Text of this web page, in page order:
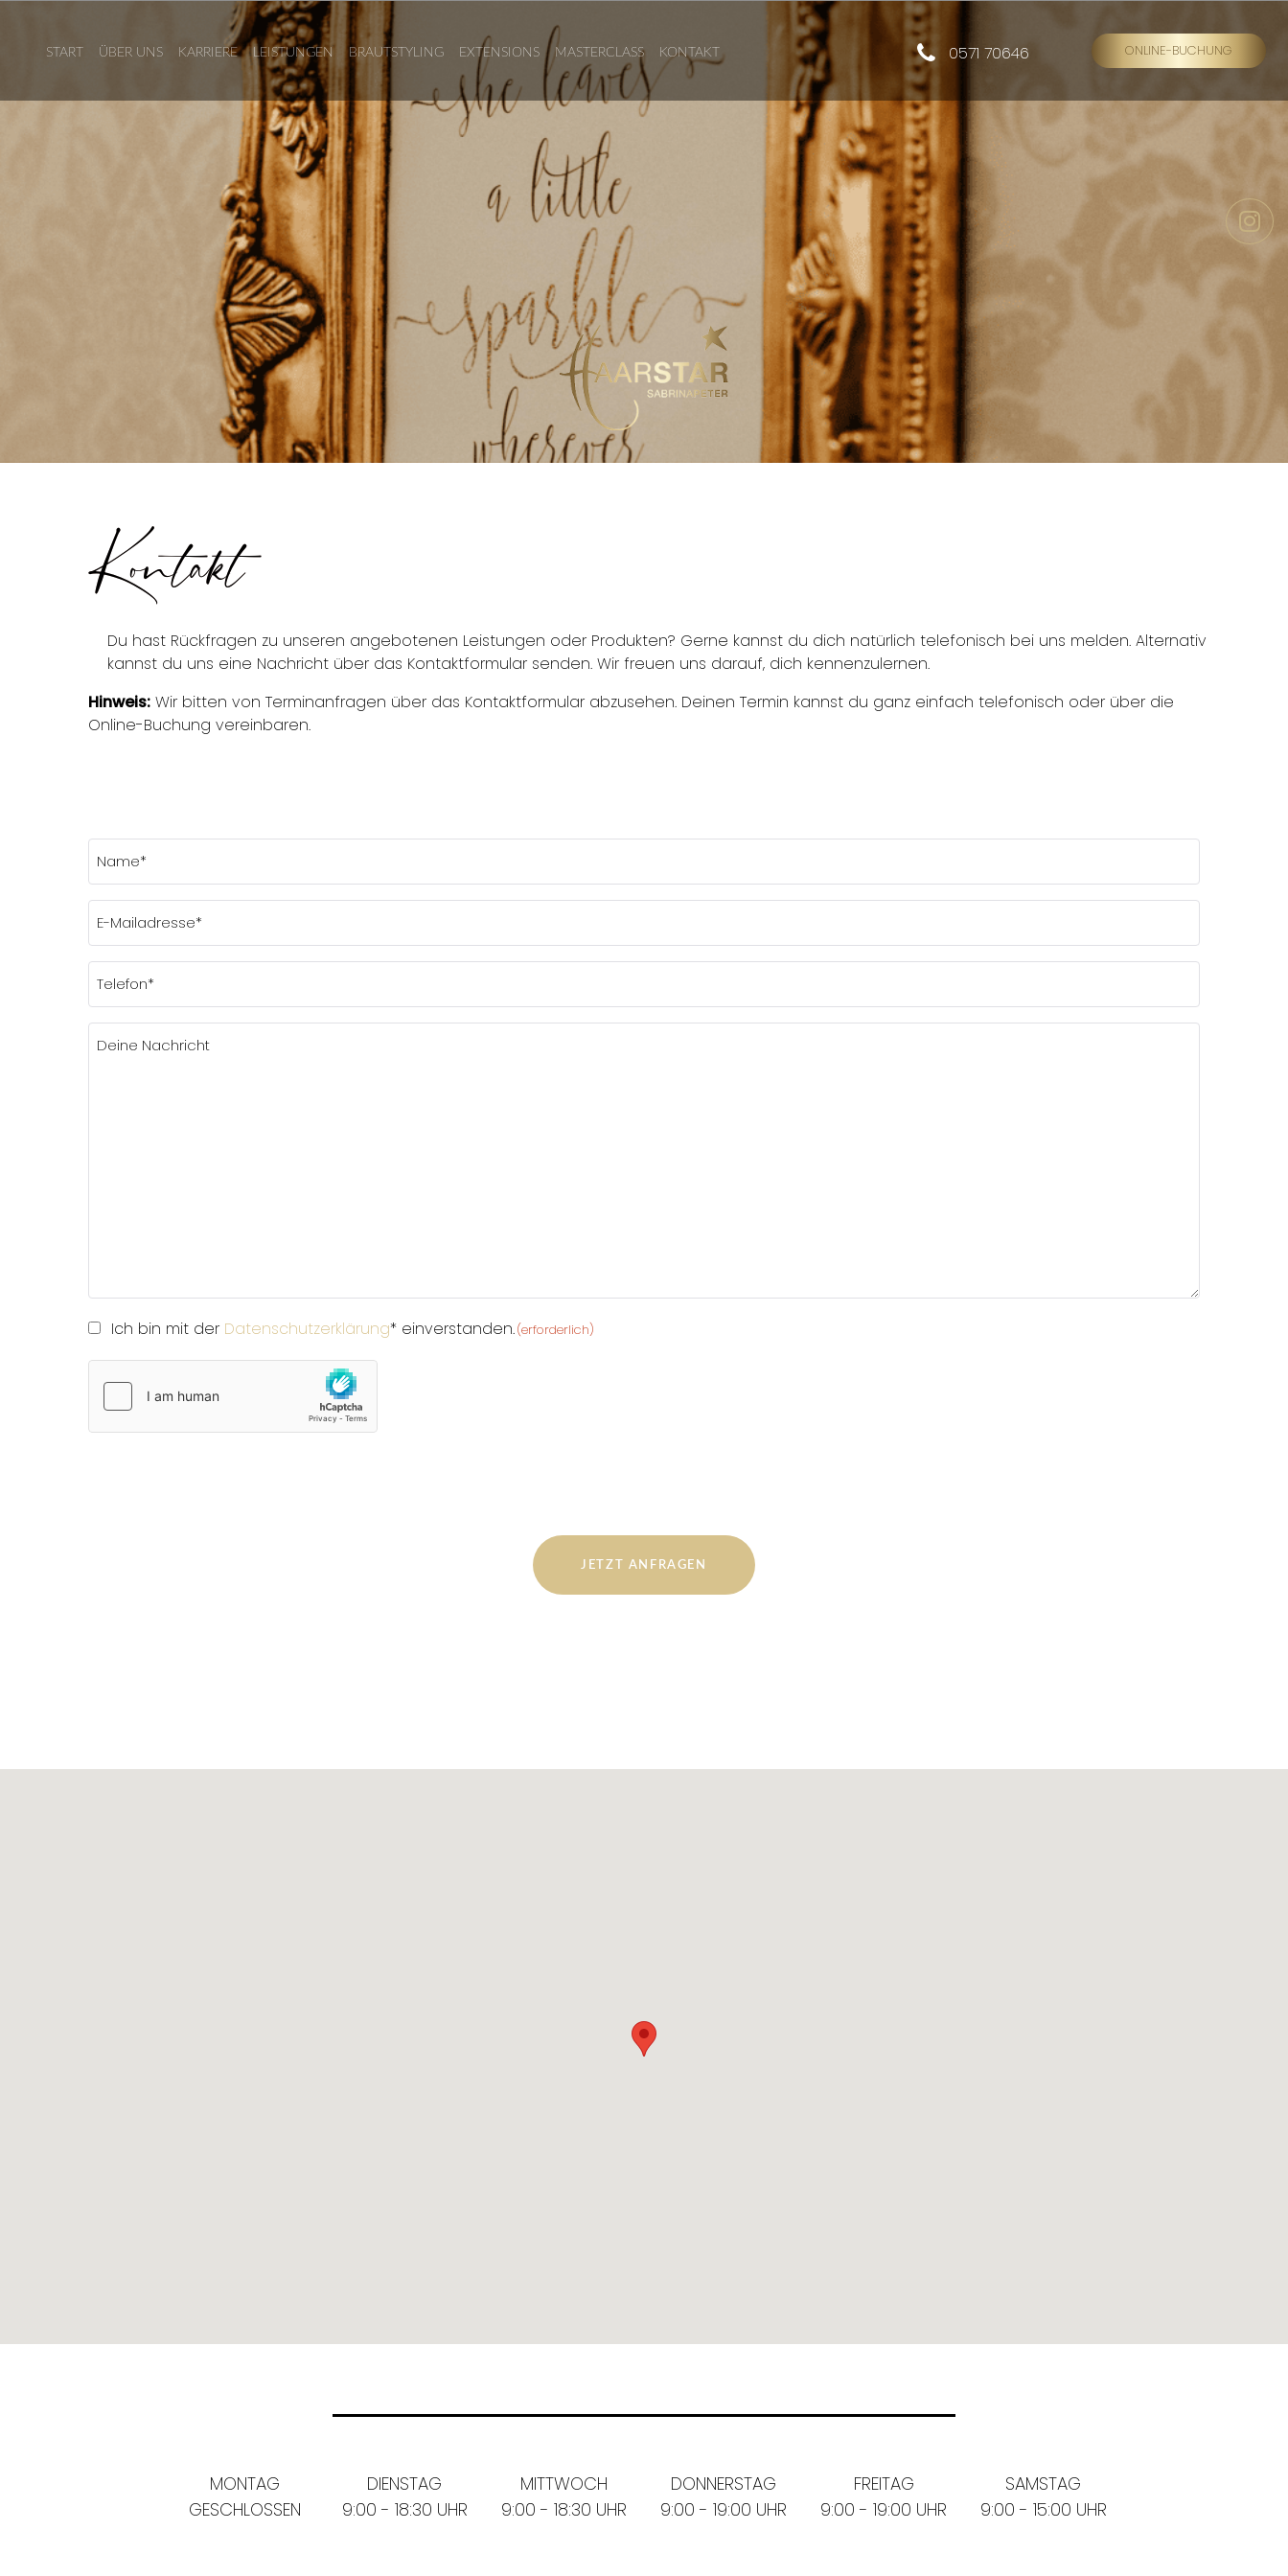
START ÜBER UNS KARRIERE LEISTUNGEN BRAUTSTYLING EXTENSIONS MASTERCLASS KONTAKT 0571 70646 ONLINE-BUCHUNG
Kontakt
Du hast Rückfragen zu unseren angebotenen Leistungen oder Produkten? Gerne kannst du dich natürlich telefonisch bei uns melden. Alternativ
kannst du uns eine Nachricht über das Kontaktformular senden. Wir freuen uns darauf, dich kennenzulernen.
Hinweis: Wir bitten von Terminanfragen über das Kontaktformular abzusehen. Deinen Termin kannst du ganz einfach telefonisch oder über die
Online-Buchung vereinbaren.
Name
(erforderlich)
E-
Mailadresse*
(erforderlich)
Telefon*
(erforderlich)
Nachricht
Einwilligung
Ich bin mit der Datenschutzerklärung* einverstanden.(erforderlich)
(erforderlich)
MONTAG
GESCHLOSSEN
DIENSTAG
9:00 - 18:30 UHR
MITTWOCH
9:00 - 18:30 UHR
DONNERSTAG
9:00 - 19:00 UHR
FREITAG
9:00 - 19:00 UHR
SAMSTAG
9:00 - 15:00 UHR